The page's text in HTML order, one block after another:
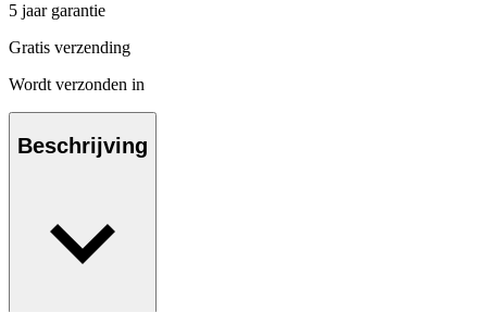
5 jaar garantie
Gratis verzending
Wordt verzonden in
Beschrijving